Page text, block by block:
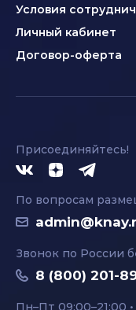
Условия
Личный кабинет
Договор-оферта
Присоединяйтесь!
По вопросам
Звонок по России
8 (800) 201-
Пн–Пт 09:00–21:00